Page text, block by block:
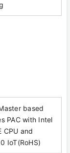
based
PAC with Intel
CPU and
IoT(RoHS)